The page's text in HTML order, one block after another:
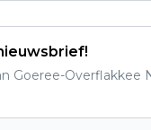
Goeree-Overflakkee